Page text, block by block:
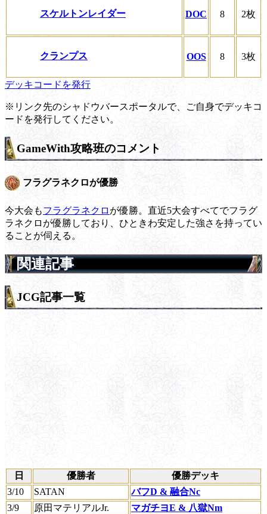
スケルトンレイダー DOC 8 2枚
クランプス OOS 8 3枚
デッキコードを発行
※リンク先のシャドウバースポータルで、ご自身でデッキコ
ードを発行してください。
GameWith攻略班のコメント
フラグラネクロが優勝
今大会もフラグラネクロが優勝。直近5大会すべてでフラグ
ラネクロが優勝しており、ひときわ安定した強さを持ってい
ることが伺える。
関連記事
JCG記事一覧
日 優勝者
優勝デッキ
3/10
SATAN
バフD & 融合Nc
3/9
原田マテリアルJr.
マガチヨE & 八獄Nm